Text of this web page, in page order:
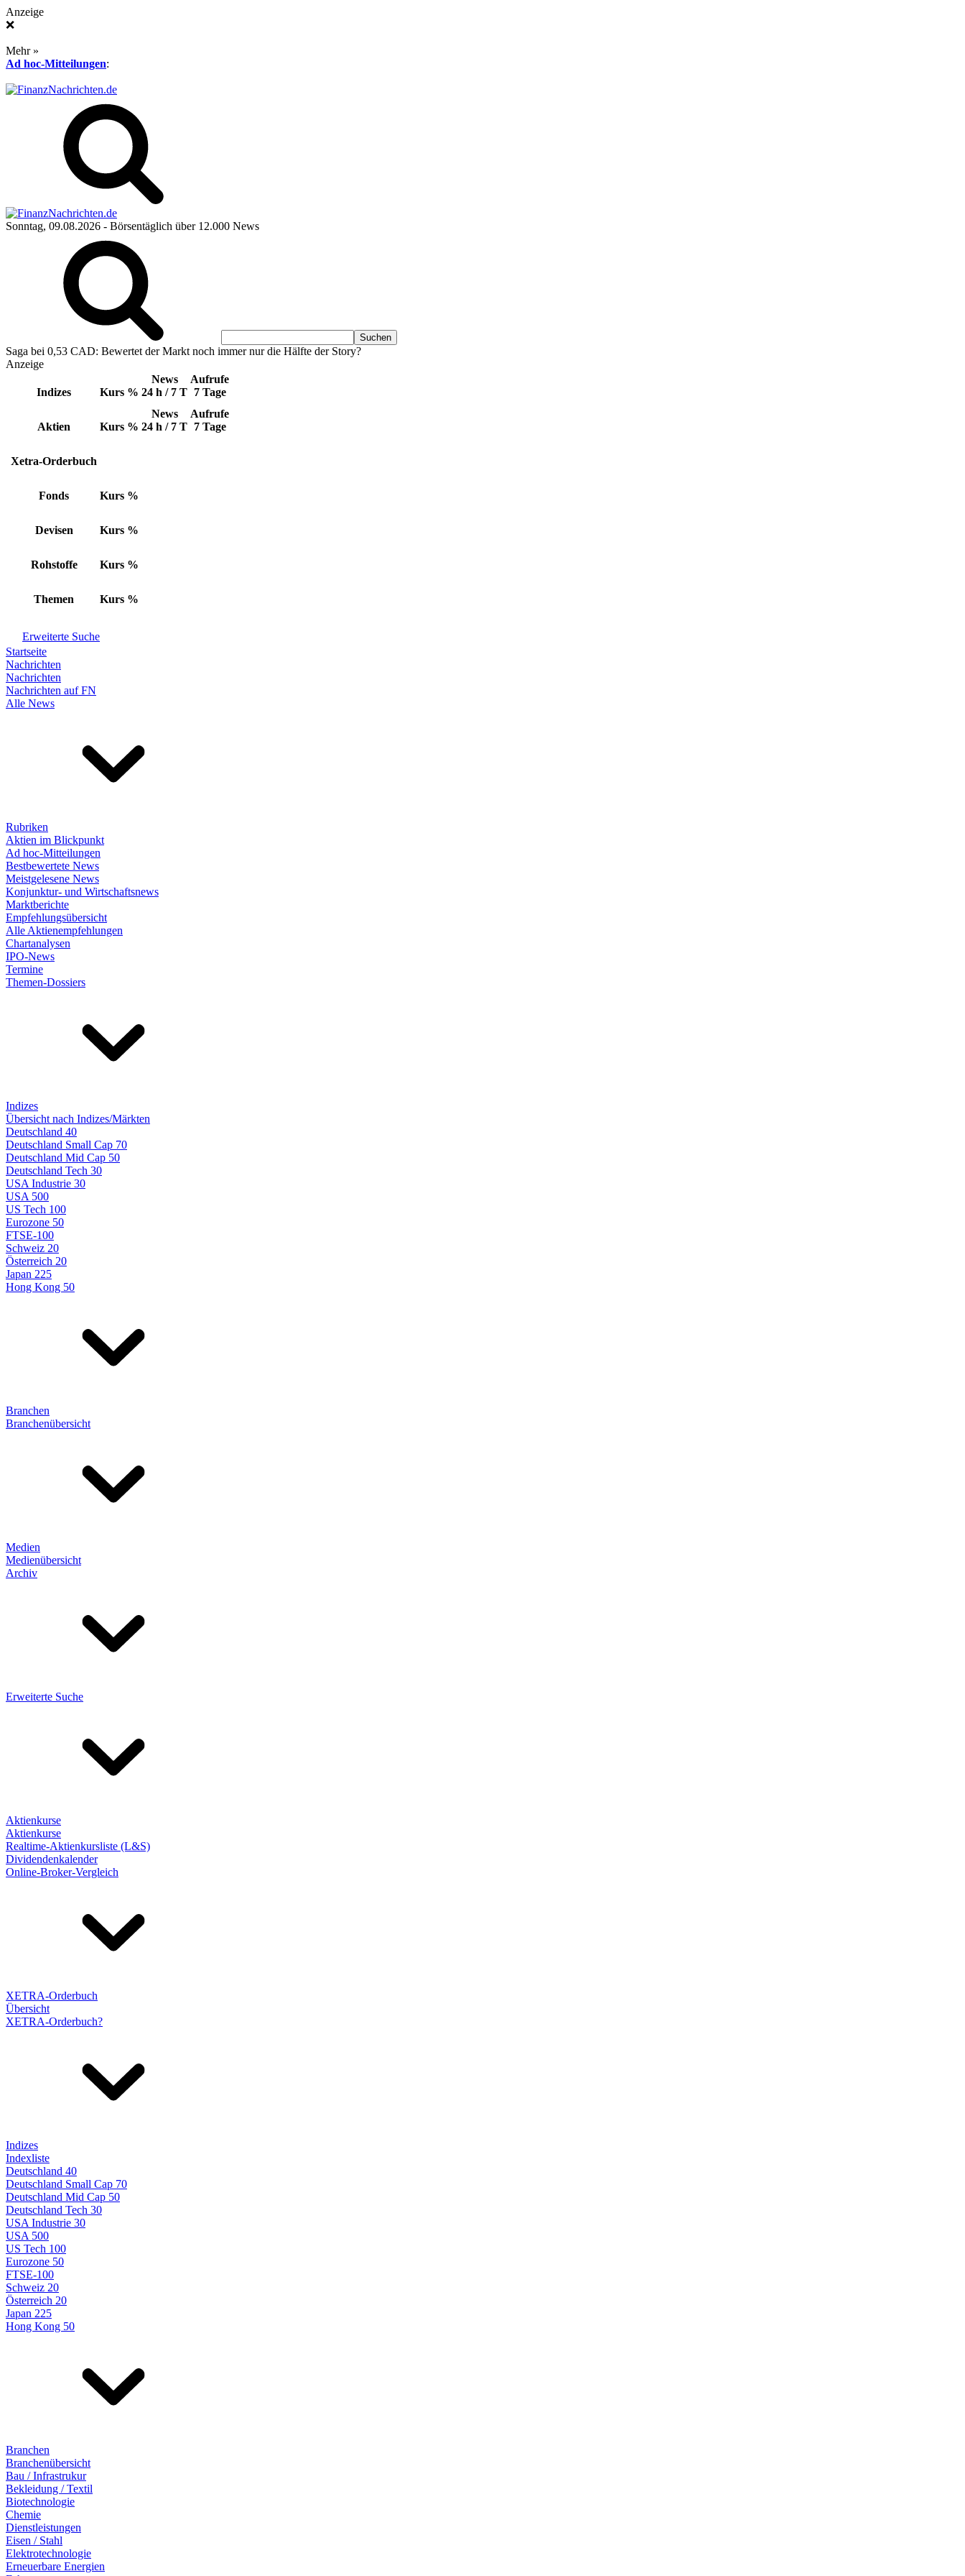
Anzeige
❌
Mehr »
Ad hoc-Mitteilungen:
Sonntag, 09.08.2026 - Börsentäglich über 12.000 News
Saga bei 0,53 CAD: Bewertet der Markt noch immer nur die Hälfte der Story?
Anzeige
Indizes Kurs %
News
24 h / 7 T
Aufrufe
7 Tage
Aktien Kurs %
News
24 h / 7 T
Aufrufe
7 Tage
Xetra-Orderbuch
Fonds Kurs %
Devisen Kurs %
Rohstoffe Kurs %
Themen Kurs %
Erweiterte Suche
Startseite
Nachrichten
Nachrichten
Nachrichten auf FN
Alle News
Rubriken
Aktien im Blickpunkt
Ad hoc-Mitteilungen
Bestbewertete News
Meistgelesene News
Konjunktur- und Wirtschaftsnews
Marktberichte
Empfehlungsübersicht
Alle Aktienempfehlungen
Chartanalysen
IPO-News
Termine
Themen-Dossiers
Indizes
Übersicht nach Indizes/Märkten
Deutschland 40
Deutschland Small Cap 70
Deutschland Mid Cap 50
Deutschland Tech 30
USA Industrie 30
USA 500
US Tech 100
Eurozone 50
FTSE-100
Schweiz 20
Österreich 20
Japan 225
Hong Kong 50
Branchen
Branchenübersicht
Medien
Medienübersicht
Archiv
Erweiterte Suche
Aktienkurse
Aktienkurse
Realtime-Aktienkursliste (L&S)
Dividendenkalender
Online-Broker-Vergleich
XETRA-Orderbuch
Übersicht
XETRA-Orderbuch?
Indizes
Indexliste
Deutschland 40
Deutschland Small Cap 70
Deutschland Mid Cap 50
Deutschland Tech 30
USA Industrie 30
USA 500
US Tech 100
Eurozone 50
FTSE-100
Schweiz 20
Österreich 20
Japan 225
Hong Kong 50
Branchen
Branchenübersicht
Bau / Infrastrukur
Bekleidung / Textil
Biotechnologie
Chemie
Dienstleistungen
Eisen / Stahl
Elektrotechnologie
Erneuerbare Energien